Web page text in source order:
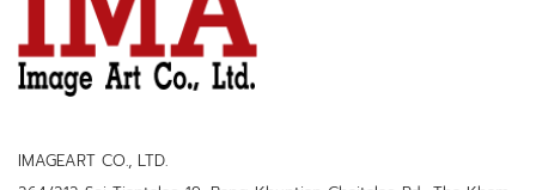
IMAGEART CO., LTD.